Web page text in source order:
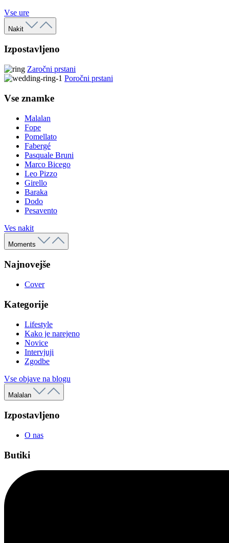
Vse ure
Nakit
Izpostavljeno
Zaročni prstani
Poročni prstani
Vse znamke
Malalan
Fope
Pomellato
Fabergé
Pasquale Bruni
Marco Bicego
Leo Pizzo
Girello
Baraka
Dodo
Pesavento
Ves nakit
Moments
Najnovejše
Cover
Kategorije
Lifestyle
Kako je narejeno
Novice
Intervjuji
Zgodbe
Vse objave na blogu
Malalan
Izpostavljeno
O nas
Butiki